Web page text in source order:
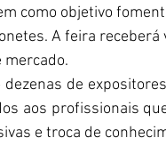
como objetivo
A feira
mercado.
dezenas de
aos profissionais
e troca de